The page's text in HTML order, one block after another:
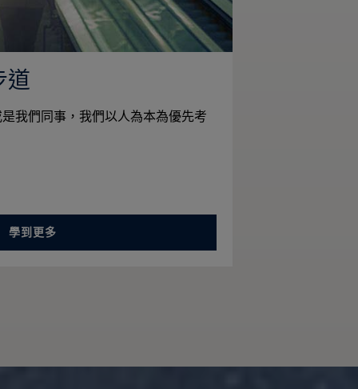
道
我們同事，我們以人為本為優先考
學到更多